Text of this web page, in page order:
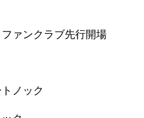
ァンクラブ先行開場
ノック